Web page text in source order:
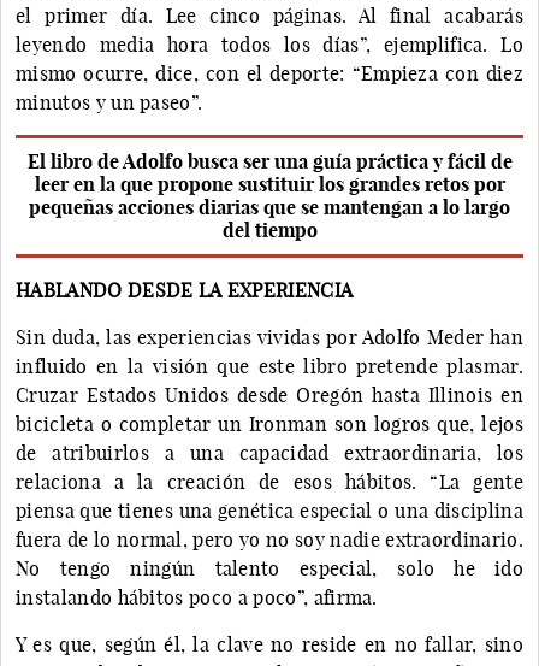
el primer día. Lee cinco páginas. Al final acabarás
leyendo media hora todos los días”, ejemplifica. Lo
mismo ocurre, dice, con el deporte: “Empieza con diez
minutos y un paseo”.
El libro de Adolfo busca ser una guía práctica y fácil de
leer en la que propone sustituir los grandes retos por
pequeñas acciones diarias que se mantengan a lo largo
del tiempo
HABLANDO DESDE LA EXPERIENCIA
Sin duda, las experiencias vividas por Adolfo Meder han
influido en la visión que este libro pretende plasmar.
Cruzar Estados Unidos desde Oregón hasta Illinois en
bicicleta o completar un Ironman son logros que, lejos
de atribuirlos a una capacidad extraordinaria, los
relaciona a la creación de esos hábitos. “La gente
piensa que tienes una genética especial o una disciplina
fuera de lo normal, pero yo no soy nadie extraordinario.
No tengo ningún talento especial, solo he ido
instalando hábitos poco a poco”, afirma.
Y es que, según él, la clave no reside en no fallar, sino